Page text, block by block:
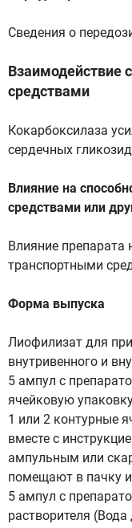
Сведения о
Взаимодействие
средствами
Кокарбоксилаза
сердечных
Влияние на
средствами или
Влияние препарата
транспортными
Форма выпуска
Лиофилизат для
внутривенного и
5 ампул с
ячейковую
1 или 2 контурные
вместе с
ампульным или
помещают в пачку
5 ампул с
растворителя